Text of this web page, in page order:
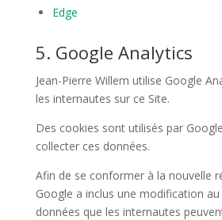
Edge
5. Google Analytics
Jean-Pierre Willem utilise Google
les internautes sur ce Site.
Des cookies sont utilisés par
collecter ces données.
Afin de se conformer à la nouvelle
Google a inclus une modification
données que les internautes